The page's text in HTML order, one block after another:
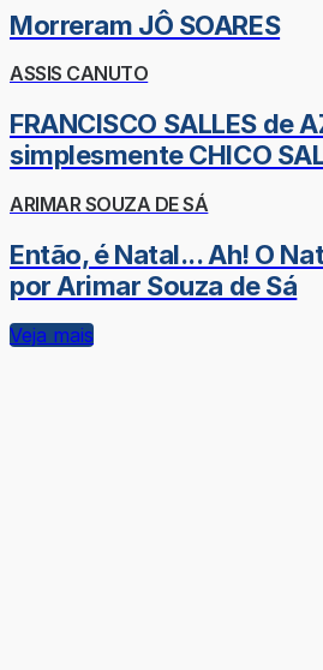
Morreram JÔ SOARES
ASSIS CANUTO
FRANCISCO SALLES de
simplesmente CHICO
ARIMAR SOUZA DE SÁ
Então, é Natal... Ah! O
por Arimar Souza de Sá
Veja mais